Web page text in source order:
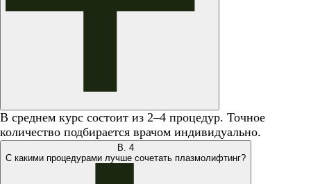
В среднем курс состоит из 2–4 процедур. Точное
количество подбирается врачом индивидуально.
В. 4
С какими процедурами лучше сочетать плазмолифтинг?